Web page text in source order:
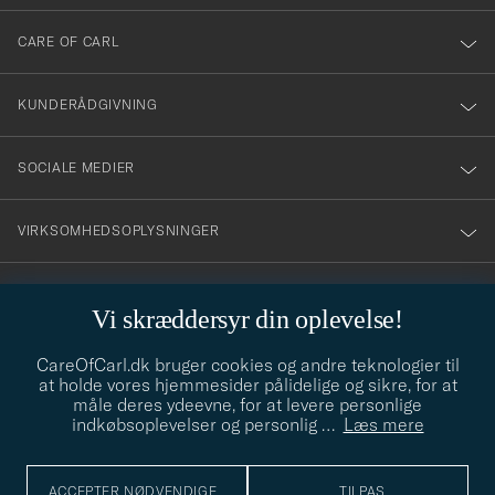
Vi skræddersyr din oplevelse!
CareOfCarl.dk bruger cookies og andre teknologier til
at holde vores hjemmesider pålidelige og sikre, for at
måle deres ydeevne, for at levere personlige
indkøbsoplevelser og personlig … Læs mere
ACCEPTER NØDVENDIGE TILPAS
till
vårt
nyhetsbrev!
CARE OF CARL
KUNDERÅDGIVNING
SOCIALE MEDIER
VIRKSOMHEDSOPLYSNINGER
info@careofcarl.dk
Behøver du hjælp til at finde din stil? Lad os hjælpe dig, vi hjælper
gerne til!
STILRÅD